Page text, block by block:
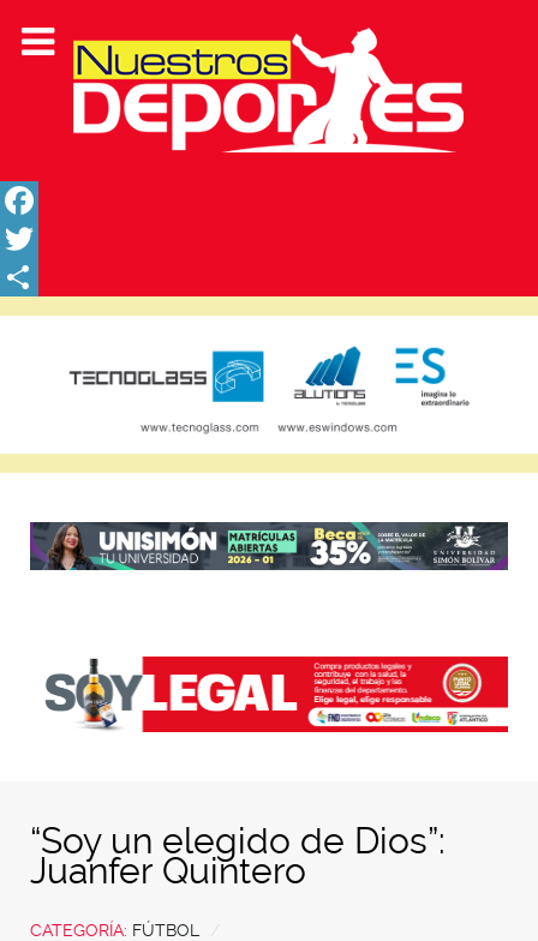
Facebook
Twitter
Share
“Soy un elegido de Dios”:
Juanfer Quintero
CATEGORÍA: FÚTBOL